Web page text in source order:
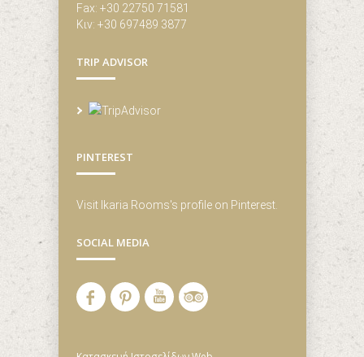
Fax: +30 22750 71581
Κιν: +30 697489 3877
TRIP ADVISOR
PINTEREST
Visit Ikaria Rooms's profile on Pinterest.
SOCIAL MEDIA